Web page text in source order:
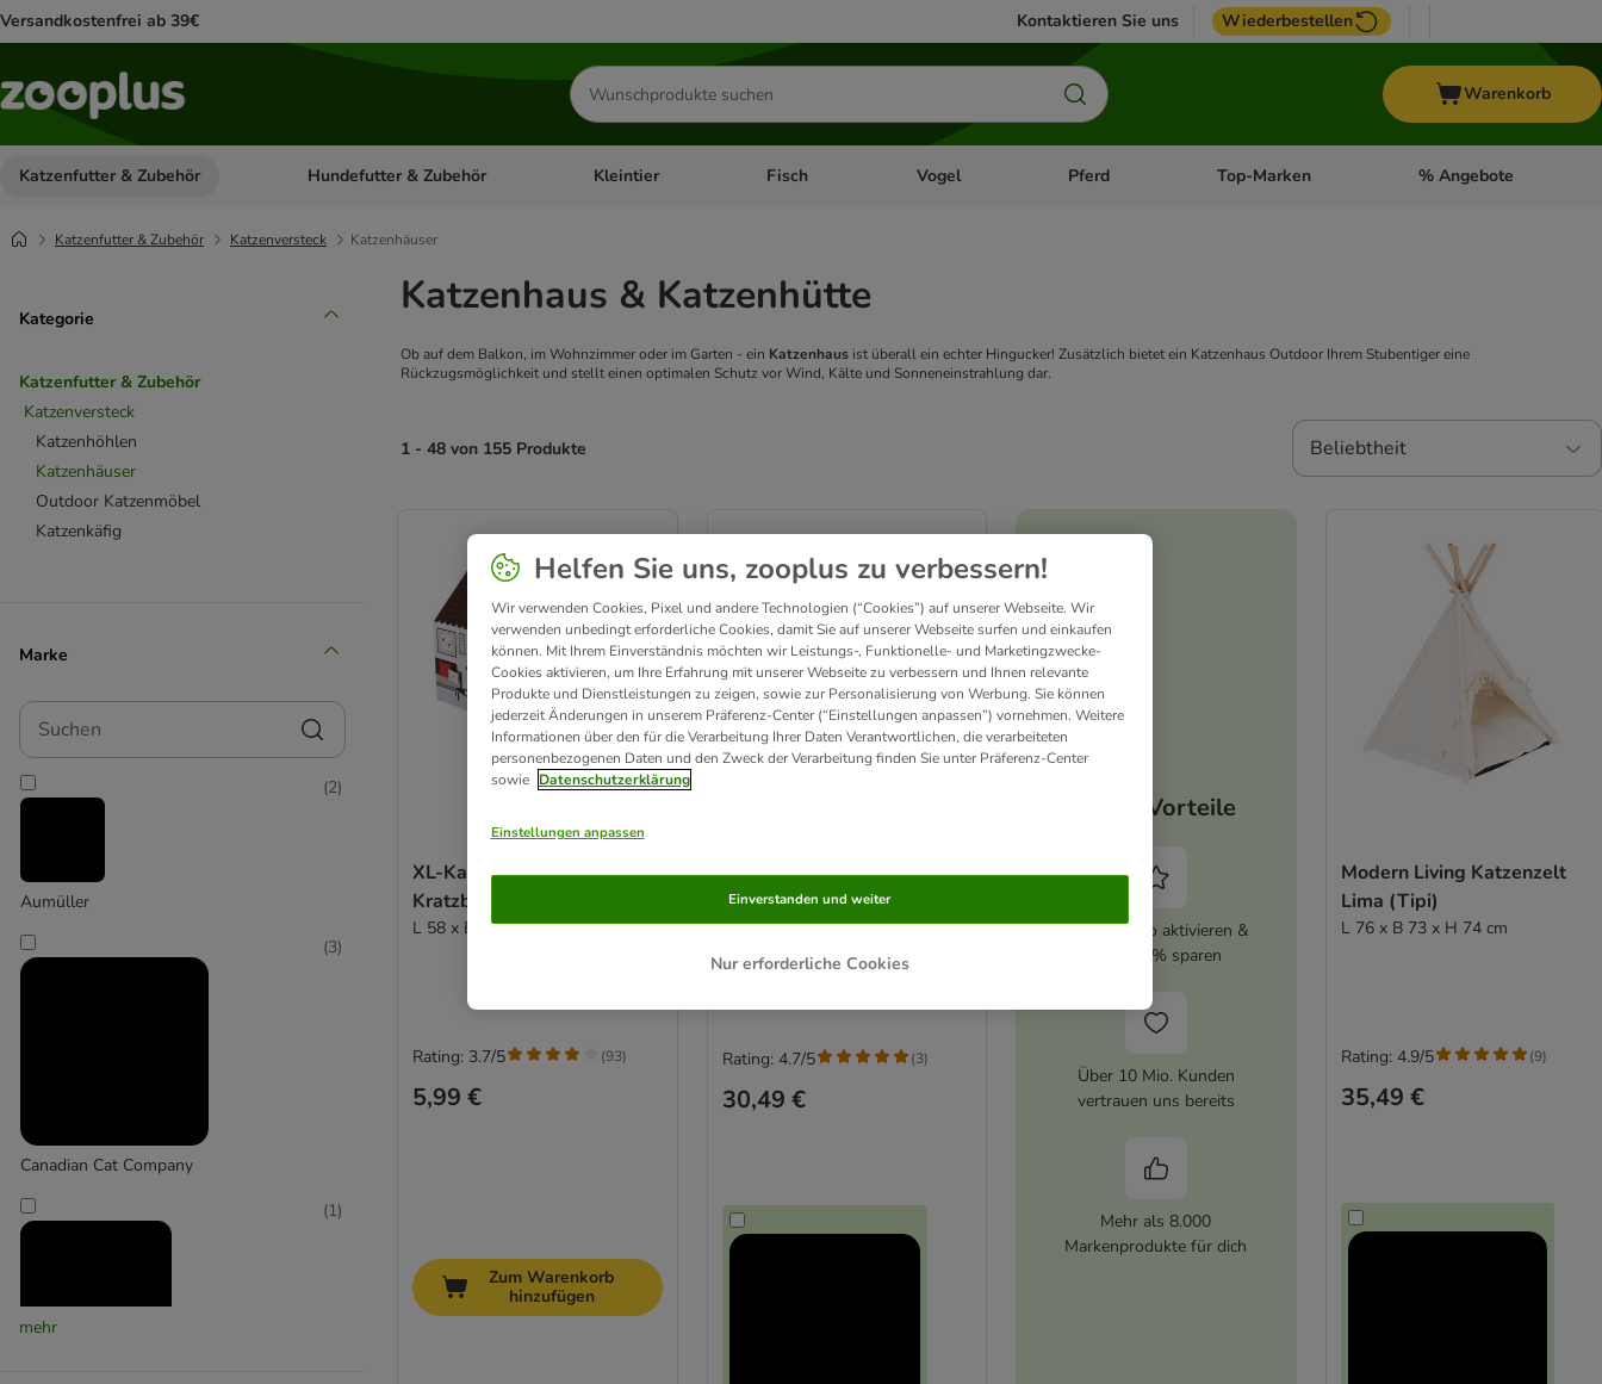
Versandkostenfrei ab 39€ Kontaktieren Sie uns Wiederbestellen
Produkte
suchen
Warenkorb
Katzenfutter & Zubehör Kategorie-Menü öffnen: Katzenfutter & Zubehör
Hundefutter & Zubehör Kategorie-Menü öffnen: Hundefutter & Zubehör
Kleintier Kategorie-Menü öffnen: Kleintier
Fisch Kategorie-Menü öffnen: Fisch
Vogel Kategorie-Menü öffnen: Vogel
Pferd Kategorie-Menü öffnen: Pferd
Top-Marken Kategorie-Menü öffnen:
% Angebote
Katzenfutter & Zubehör Katzenversteck Katzenhäuser
Kategorie
Katzenfutter & Zubehör
Katzenversteck
Katzenhöhlen
Katzenhäuser
Outdoor Katzenmöbel
Katzenkäfig
Marke
Suchen
Aumüller
(2)
Canadian Cat Company
(3)
(1)
mehr
Katzenhaus & Katzenhütte
Ob auf dem Balkon, im Wohnzimmer oder im Garten - ein Katzenhaus ist überall ein echter Hingucker! Zusätzlich bietet ein Katzenhaus Outdoor Ihrem Stubentiger eine
Rückzugsmöglichkeit und stellt einen optimalen Schutz vor Wind, Kälte und Sonneneinstrahlung dar.
1 - 48 von 155 Produkte Beliebtheit
XL-Katzenhaus Home inkl.
Kratzbrett - Winter
L 58 x B 36 x H 41 cm
5,99 €
Rating: 3.7/5 (93)
Zum Warenkorb
hinzufügen
Modern Living San
Francisco Kratzmöbel zur
Wandmontage
Höhle, schwarz
30,49 €
Rating: 4.7/5 (3)
Deine Vorteile
zooplus Abo aktivieren &
immer 5% sparen
Über 10 Mio. Kunden
vertrauen uns bereits
Mehr als 8.000
Markenprodukte für dich
Modern Living Katzenzelt
Lima (Tipi)
L 76 x B 73 x H 74 cm
35,49 €
Rating: 4.9/5 (9)
Helfen Sie uns, zooplus zu verbessern!
Wir verwenden Cookies, Pixel und andere Technologien (“Cookies”) auf unserer Webseite. Wir
verwenden unbedingt erforderliche Cookies, damit Sie auf unserer Webseite surfen und einkaufen
können. Mit Ihrem Einverständnis möchten wir Leistungs-, Funktionelle- und Marketingzwecke-
Cookies aktivieren, um Ihre Erfahrung mit unserer Webseite zu verbessern und Ihnen relevante
Produkte und Dienstleistungen zu zeigen, sowie zur Personalisierung von Werbung. Sie können
jederzeit Änderungen in unserem Präferenz-Center (“Einstellungen anpassen”) vornehmen. Weitere
Informationen über den für die Verarbeitung Ihrer Daten Verantwortlichen, die verarbeiteten
personenbezogenen Daten und den Zweck der Verarbeitung finden Sie unter Präferenz-Center
sowie Datenschutzerklärung
Einstellungen anpassen
Nur erforderliche Cookies
Einverstanden und weiter